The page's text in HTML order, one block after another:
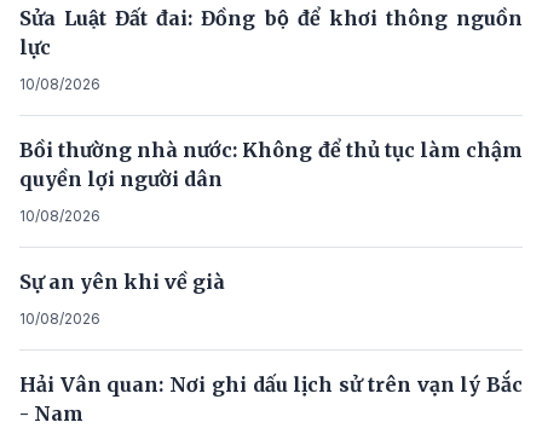
Sửa Luật Đất đai: Đồng bộ để khơi thông nguồn
lực
10/08/2026
Bồi thường nhà nước: Không để thủ tục làm chậm
quyền lợi người dân
10/08/2026
Sự an yên khi về già
10/08/2026
Hải Vân quan: Nơi ghi dấu lịch sử trên vạn lý Bắc
- Nam